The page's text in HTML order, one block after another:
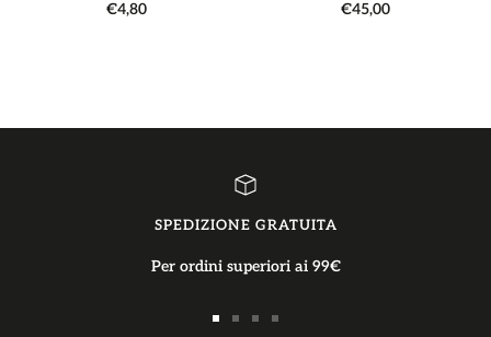
Prezzo
€4,80
Prezzo
€45,00
SPEDIZIONE GRATUITA
Per ordini superiori ai 99€